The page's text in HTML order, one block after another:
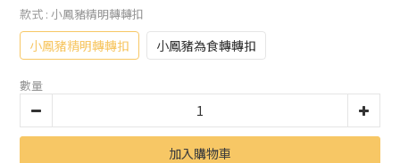
款式 : 小鳳豬精明轉轉扣
小鳳豬精明轉轉扣 小鳳豬為食轉轉扣
數量
加入購物車